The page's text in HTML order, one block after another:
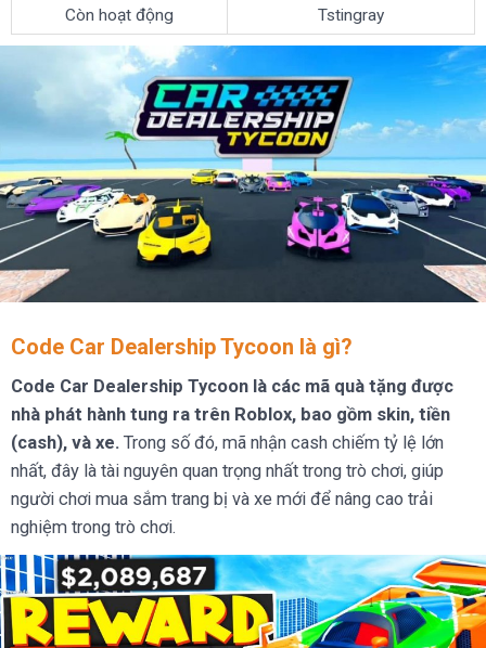
Còn hoạt động
Tstingray
Code Car Dealership Tycoon là gì?
Code Car Dealership Tycoon là các mã quà tặng được
nhà phát hành tung ra trên Roblox, bao gồm skin, tiền
(cash), và xe. Trong số đó, mã nhận cash chiếm tỷ lệ lớn
nhất, đây là tài nguyên quan trọng nhất trong trò chơi, giúp
người chơi mua sắm trang bị và xe mới để nâng cao trải
nghiệm trong trò chơi.